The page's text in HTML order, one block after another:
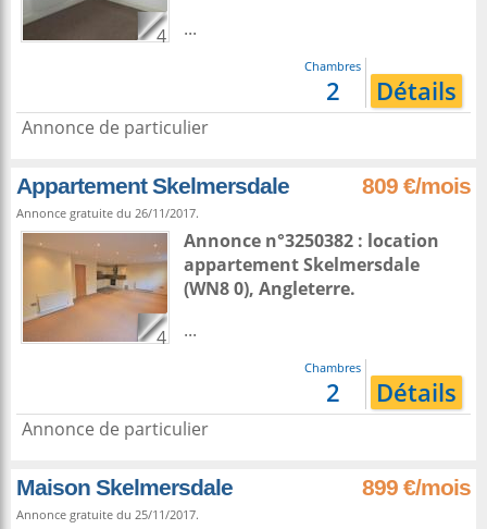
4
...
Chambres
2 Détails
Annonce de particulier
Appartement Skelmersdale 809 €/mois
Annonce gratuite du 26/11/2017.
4
Annonce n°3250382 : location
appartementSkelmersdale
(WN8 0), Angleterre.
...
Chambres
2 Détails
Annonce de particulier
Maison Skelmersdale 899 €/mois
Annonce gratuite du 25/11/2017.